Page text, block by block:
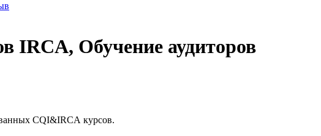
IRCA, Обучение аудиторов
CQI&IRCA курсов.